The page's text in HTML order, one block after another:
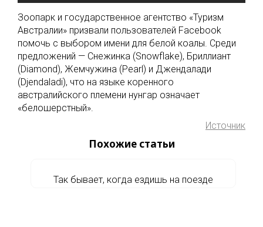
Зоопарк и государственное агентство «Туризм
Австралии» призвали пользователей Facebook
помочь с выбором имени для белой коалы. Среди
предложений — Снежинка (Snowflake), Бриллиант
(Diamond), Жемчужина (Pearl) и Джендалади
(Djendaladi), что на языке коренного
австралийского племени нунгар означает
«белошерстный».
Источник
Похожие статьи
Так бывает, когда ездишь на поезде